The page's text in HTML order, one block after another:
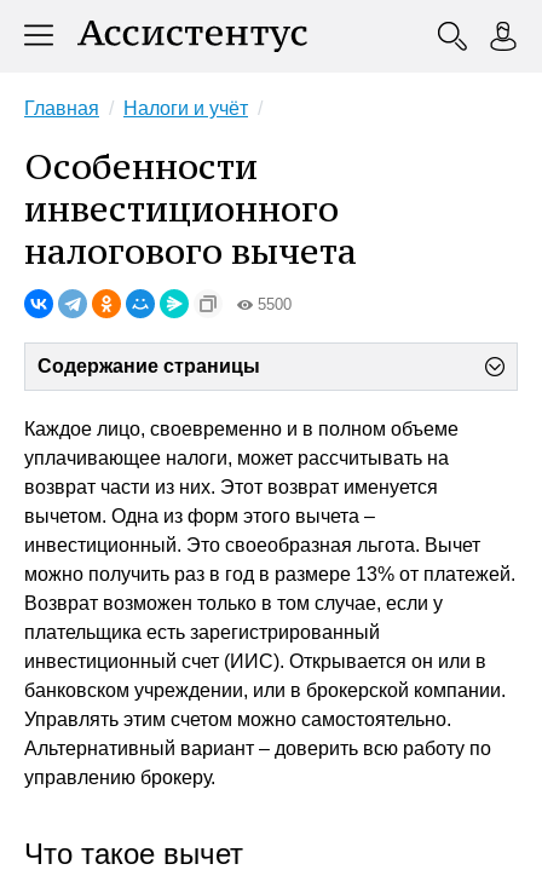
Главная Налоги и учёт
Особенности
инвестиционного
налогового вычета
5500
Содержание страницы
Каждое лицо, своевременно и в полном объеме
уплачивающее налоги, может рассчитывать на
возврат части из них. Этот возврат именуется
вычетом. Одна из форм этого вычета –
инвестиционный. Это своеобразная льгота. Вычет
можно получить раз в год в размере 13% от платежей.
Возврат возможен только в том случае, если у
плательщика есть зарегистрированный
инвестиционный счет (ИИС). Открывается он или в
банковском учреждении, или в брокерской компании.
Управлять этим счетом можно самостоятельно.
Альтернативный вариант – доверить всю работу по
управлению брокеру.
Что такое вычет